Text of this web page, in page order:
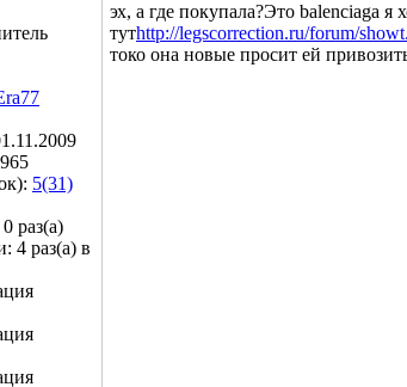
5(31)
раз(а)
4 раз(а) в
эх, а где покупала?Это balenciaga
тутhttp://legscorrection.ru/forum/
токо она новые просит ей